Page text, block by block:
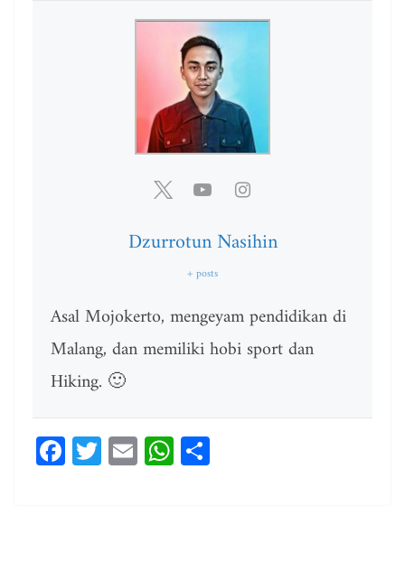
Dzurrotun Nasihin
+ posts
Asal Mojokerto, mengeyam pendidikan di
Malang, dan memiliki hobi sport dan
Hiking. 🙂
Fa
ce
T
wi
E
m
W
ha